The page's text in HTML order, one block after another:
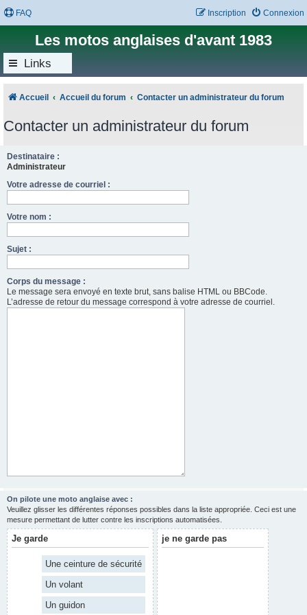
FAQ Connexion
Inscription
Les motos anglaises d'avant 1983
Links
Accueil Accueil du forum Contacter un administrateur du forum
Contacter un administrateur du forum
Destinataire :
Administrateur
Votre adresse de courriel :
Votre nom :
Sujet :
Corps du message :
Le message sera envoyé en texte brut, sans balise HTML ou BBCode.
L’adresse de retour du message correspond à votre adresse de courriel.
On pilote une moto anglaise avec :
Veuillez glisser les différentes réponses possibles dans la liste appropriée. Ceci est une
mesure permettant de lutter contre les inscriptions automatisées.
Je garde
Une ceinture de sécurité
Un volant
Un guidon
je ne garde pas